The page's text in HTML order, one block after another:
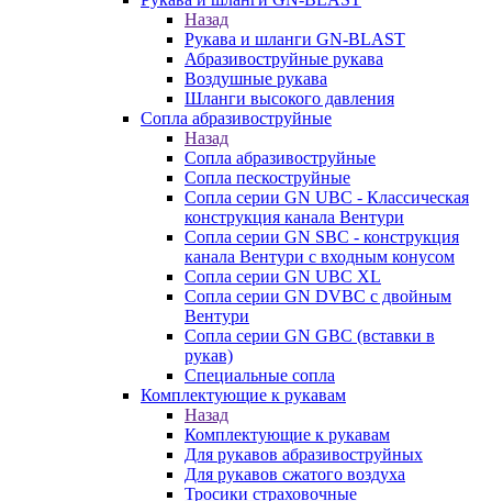
Назад
Рукава и шланги GN-BLAST
Абразивоструйные рукава
Воздушные рукава
Шланги высокого давления
Сопла абразивоструйные
Назад
Сопла абразивоструйные
Сопла пескоструйные
Сопла серии GN UBC - Классическая
конструкция канала Вентури
Сопла серии GN SBC - конструкция
канала Вентури c входным конусом
Сопла серии GN UBC XL
Сопла серии GN DVBC с двойным
Вентури
Сопла серии GN GBC (вставки в
рукав)
Специальные сопла
Комплектующие к рукавам
Назад
Комплектующие к рукавам
Для рукавов абразивоструйных
Для рукавов сжатого воздуха
Тросики страховочные